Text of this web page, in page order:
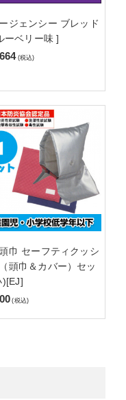
ジェンシー ブレッド
ーベリー味 ]
(税込)
巾 セーフティクッシ
頭巾＆カバー）セッ
)[EJ]
(税込)